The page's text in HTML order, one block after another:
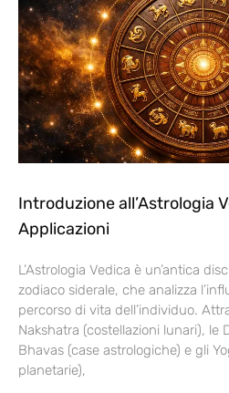
Introduzione all’Astrologia
Applicazioni
L’Astrologia Vedica è un’antica
zodiaco siderale, che analizza
percorso di vita dell’individuo.
Nakshatra (costellazioni lunari), le
Bhavas (case astrologiche) e gli
planetarie),